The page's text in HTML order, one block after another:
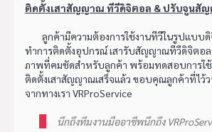
ติดตั้งเสาสัญญาณ ทีวีดิจิตอล & ปรับจูนสั
ลูกค้ามีความต้องการใช้งานทีวีในรูปแบบดิ
ทำการติดตั้งอุปกรณ์ เสารับสัญญาณทีวีดิจิตอ
ภาพที่คมชัดสำหรับลูกค้า พร้อมทดสอบการใช้
ติดตั้งเสาสัญญาณเสร็จแล้ว ขอบคุณลูกค้าที่ไว้ว
จากทางเรา VRProService
นึกถึงทีมงานมืออาชีพนึกถึง